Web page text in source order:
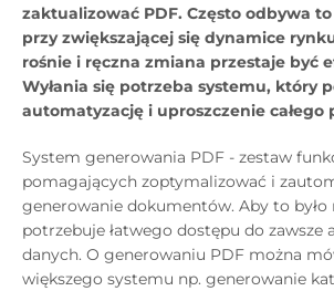
zaktualizować PDF. Często odbywa
przy zwiększającej się dynamice
rośnie i ręczna zmiana przestaje być
Wyłania się potrzeba systemu, który
automatyzację i uproszczenie całego
System generowania PDF - zestaw
pomagających zoptymalizować i
generowanie dokumentów. Aby to
potrzebuje łatwego dostępu do zawsze
danych. O generowaniu PDF można
większego systemu np. generowanie